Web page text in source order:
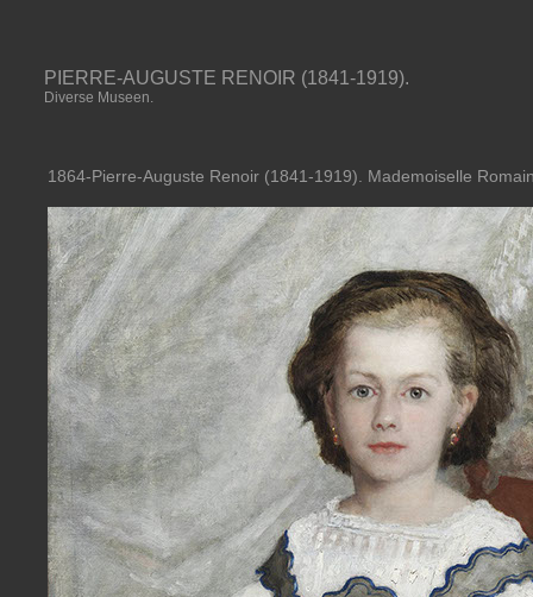
PIERRE-AUGUSTE RENOIR (1841-1919).
Diverse Museen.
1864-Pierre-Auguste Renoir (1841-1919). Mademoiselle